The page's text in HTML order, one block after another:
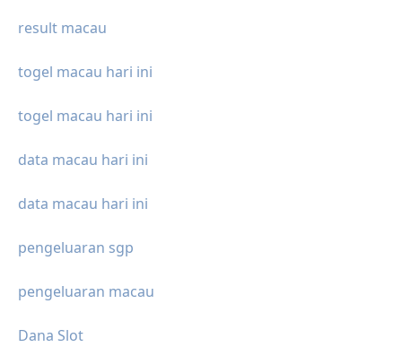
result macau
togel macau hari ini
togel macau hari ini
data macau hari ini
data macau hari ini
pengeluaran sgp
pengeluaran macau
Dana Slot